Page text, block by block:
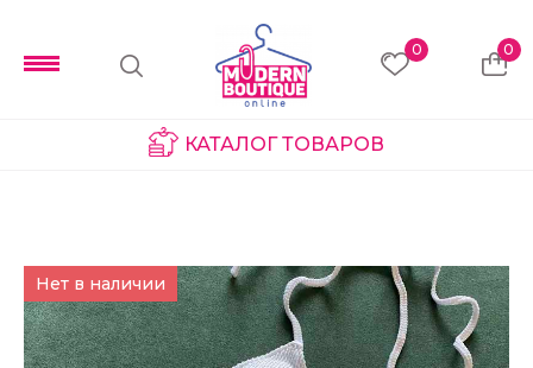
0 0
КАТАЛОГ ТОВАРОВ
Нет в наличии